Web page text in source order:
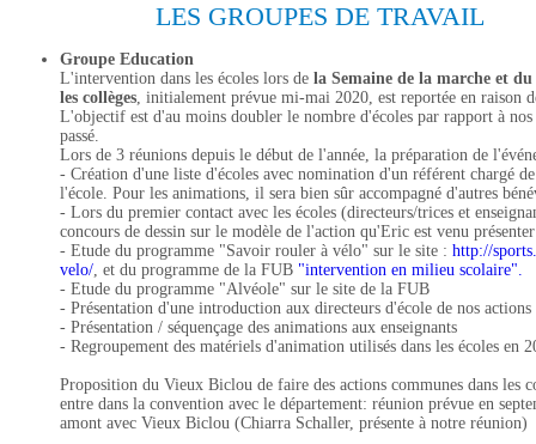
LES GROUPES DE TRAVAIL
Groupe Education
L'intervention dans les écoles lors de la Semaine de la marche et du
les collèges, initialement prévue mi-mai 2020, est reportée en raison
L'objectif est d'au moins doubler le nombre d'écoles par rapport à
passé.
Lors de 3 réunions depuis le début de l'année, la préparation de
- Création d'une liste d'écoles avec nomination d'un référent chargé
l'école. Pour les animations, il sera bien sûr accompagné d'autres
- Lors du premier contact avec les écoles (directeurs/trices et
concours de dessin sur le modèle de l'action qu'Eric est venu
- Etude du programme "Savoir rouler à vélo" sur le site : http://
velo/, et du programme de la FUB "intervention en milieu scolaire".
- Etude du programme "Alvéole" sur le site de la FUB
- Présentation d'une introduction aux directeurs d'école de nos actions
- Présentation / séquençage des animations aux enseignants
- Regroupement des matériels d'animation utilisés dans les écoles en
Proposition du Vieux Biclou de faire des actions communes dans les
entre dans la convention avec le département: réunion prévue en
amont avec Vieux Biclou (Chiarra Schaller, présente à notre réunion)